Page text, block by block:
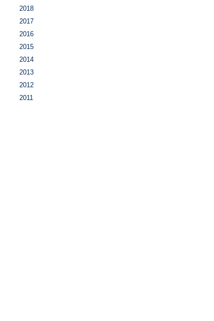
2018
2017
2016
2015
2014
2013
2012
2011